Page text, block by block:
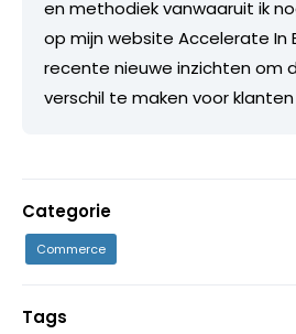
en methodiek vanwaaruit ik
op mijn website Accelerate In
recente nieuwe inzichten om
verschil te maken voor
Categorie
Commerce
Tags